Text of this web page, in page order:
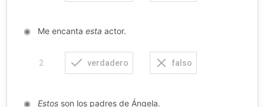
◉Me encanta esta actor.
2 verdadero falso
◉ Estosson los padres de Ángela.